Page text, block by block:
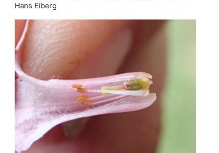
Hans Eiberg